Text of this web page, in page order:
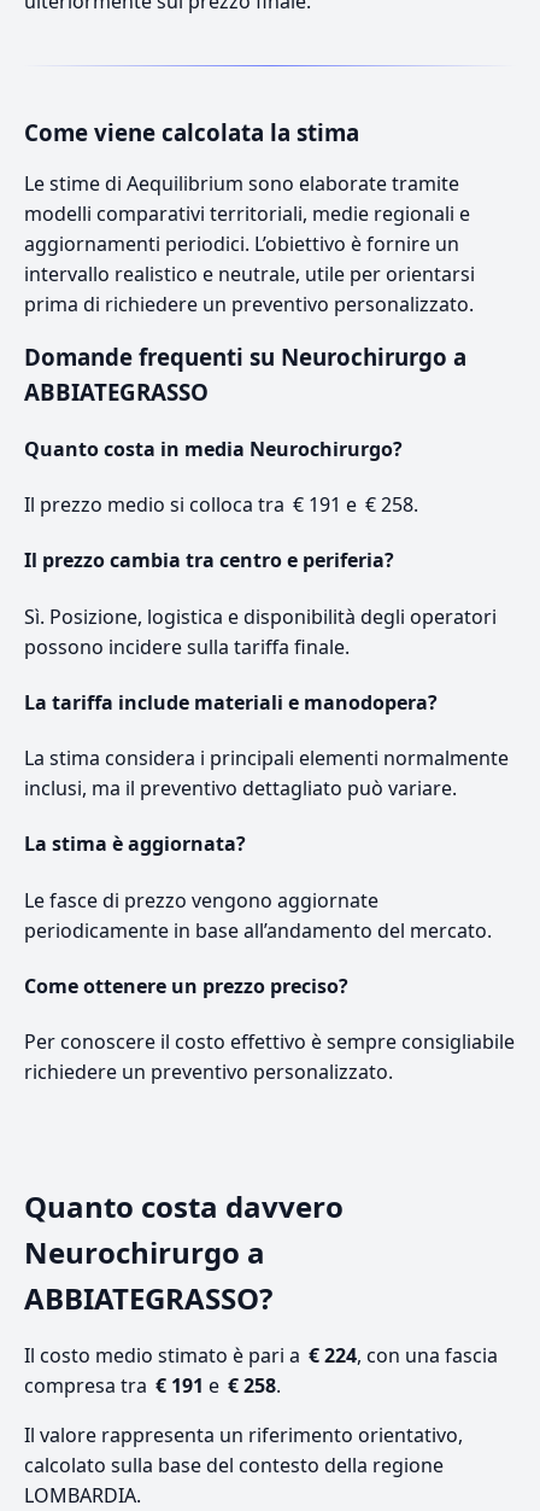
Come viene calcolata la stima
Le stime di Aequilibrium sono elaborate tramite
modelli comparativi territoriali, medie regionali e
aggiornamenti periodici. L’obiettivo è fornire un
intervallo realistico e neutrale, utile per orientarsi
prima di richiedere un preventivo personalizzato.
Domande frequenti su Neurochirurgo a
ABBIATEGRASSO
Quanto costa in media Neurochirurgo?
Il prezzo medio si colloca tra € 191 e € 258.
Il prezzo cambia tra centro e periferia?
Sì. Posizione, logistica e disponibilità degli operatori
possono incidere sulla tariffa finale.
La tariffa include materiali e manodopera?
La stima considera i principali elementi normalmente
inclusi, ma il preventivo dettagliato può variare.
La stima è aggiornata?
Le fasce di prezzo vengono aggiornate
periodicamente in base all’andamento del mercato.
Come ottenere un prezzo preciso?
Per conoscere il costo effettivo è sempre consigliabile
richiedere un preventivo personalizzato.
Quanto costa davvero
Neurochirurgo a
ABBIATEGRASSO?
Il costo medio stimato è pari a € 224, con una fascia
compresa tra € 191 e € 258.
Il valore rappresenta un riferimento orientativo,
calcolato sulla base del contesto della regione
LOMBARDIA.